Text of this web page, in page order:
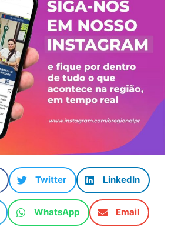
Twitter LinkedIn
WhatsApp Email